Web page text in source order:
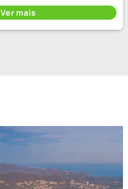
Ver mais